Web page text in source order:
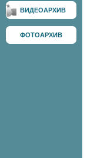
ВИДЕОАРХИВ
ФОТОАРХИВ